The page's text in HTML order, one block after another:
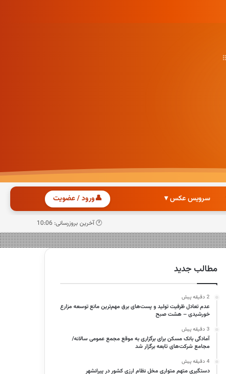
سرویس عکس ▾ 👤ورود / عضویت
🕐 آخرین بروزرسانی: 10:06
مطالب جدید
2 دقیقه پیش
عدم تعادل ظرفیت تولید و پست‌های برق مهم‌ترین مانع توسعه مزارع
خورشیدی – هشت صبح
3 دقیقه پیش
آمادگی بانک مسکن برای برگزاری به موقع مجمع عمومی سالانه/
مجامع شرکت‌های تابعه برگزار شد
4 دقیقه پیش
دستگیری متهم متواری مخل نظام ارزی کشور در پیرانشهر